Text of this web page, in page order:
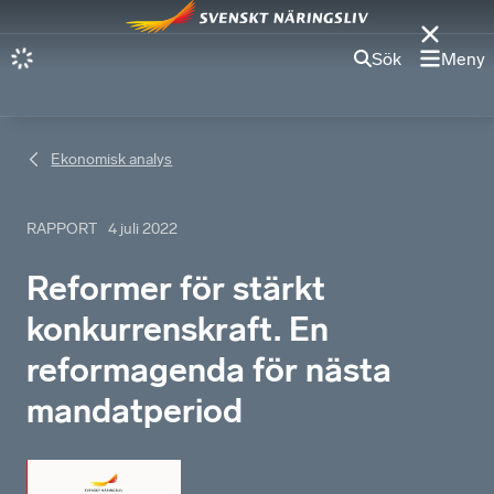
Sök Meny
Ekonomisk analys
RAPPORT 4 juli 2022
Reformer för stärkt
konkurrenskraft. En
reformagenda för nästa
mandatperiod